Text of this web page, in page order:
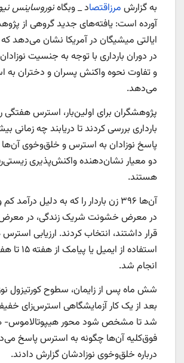
به گزارش مرزاقتصاد _ وبگاهنوروساینس
آورده است: یافته‌های جدید گروهی از
ایالتی میشیگان در آمریکا نشان می‌دهد
در دوران بارداری با توجه به جنسیت
و تفاوت نحوه واکنش پسران و دختران
می‌دهد.
بارداری بررسی کردند تا دریابند چه زمانی
پاسخ نوزادان به استرس و خلق‌وخوی آن‌ها
دو معیار نشان‌دهنده واکنش‌پذیری
هستند.
آن‌ها ۳۹۶ زن باردار را که به دلیل درآمد
در معرض خشونت شریک زندگی، در
قرار داشتند، انتخاب کردند. ارزیابی
انجام شد.
شش ماه پس از زایمان، سطوح کورتیزول
بعد از یک کار آزمایشگاهی استرس‌زای
شد تا مشخص شود محور هیپوتالاموس-
فوق‌کلیه آن‌ها چگونه به استرس پاسخ
درباره خلق‌وخوی نوزادشان گزارش دادند.